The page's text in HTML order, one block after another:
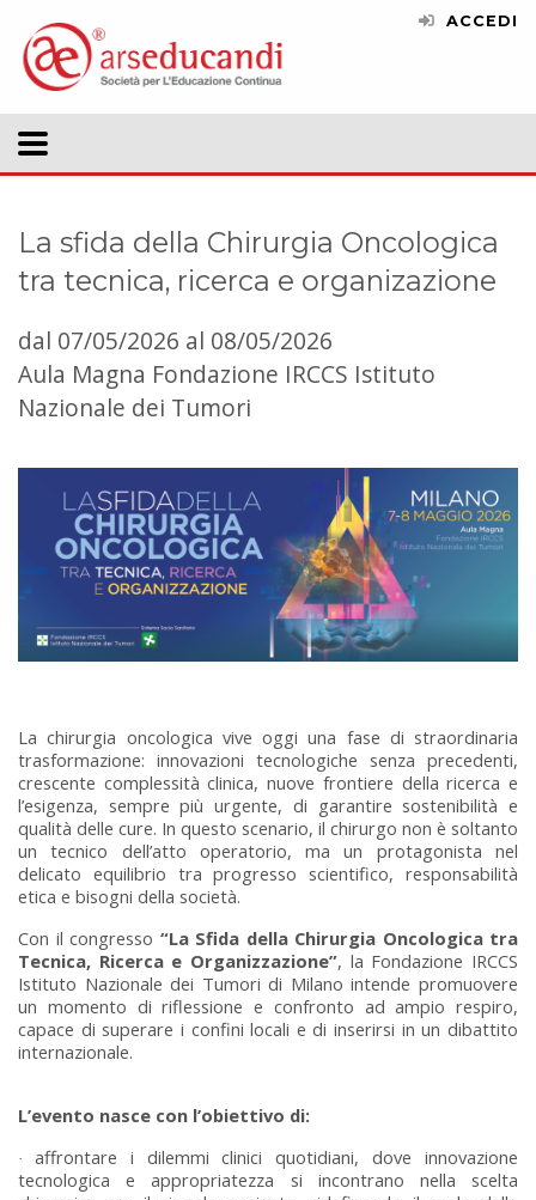
ACCEDI
La sfida della Chirurgia Oncologica
tra tecnica, ricerca e organizazione
dal 07/05/2026 al 08/05/2026
Aula Magna Fondazione IRCCS Istituto
Nazionale dei Tumori
La chirurgia oncologica vive oggi una fase di straordinaria
trasformazione: innovazioni tecnologiche senza precedenti,
crescente complessità clinica, nuove frontiere della ricerca e
l’esigenza, sempre più urgente, di garantire sostenibilità e
qualità delle cure. In questo scenario, il chirurgo non è soltanto
un tecnico dell’atto operatorio, ma un protagonista nel
delicato equilibrio tra progresso scientifico, responsabilità
etica e bisogni della società.
Con il congresso “La Sfida della Chirurgia Oncologica tra
Tecnica, Ricerca e Organizzazione”, la Fondazione IRCCS
Istituto Nazionale dei Tumori di Milano intende promuovere
un momento di riflessione e confronto ad ampio respiro,
capace di superare i confini locali e di inserirsi in un dibattito
internazionale.
L’evento nasce con l’obiettivo di:
· affrontare i dilemmi clinici quotidiani, dove innovazione
tecnologica e appropriatezza si incontrano nella scelta